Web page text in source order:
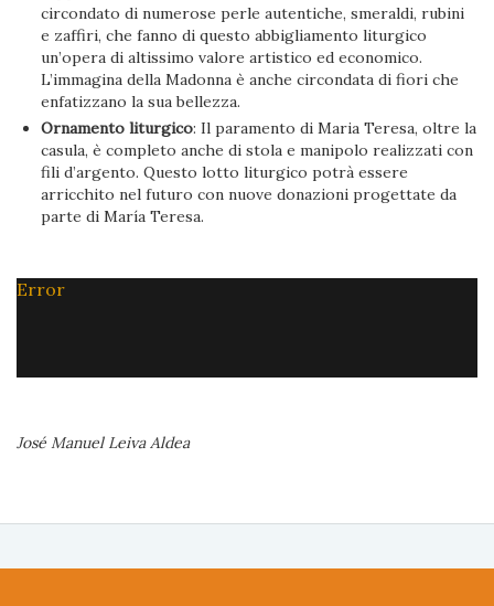
circondato di numerose perle autentiche, smeraldi, rubini
e zaffiri, che fanno di questo abbigliamento liturgico
un’opera di altissimo valore artistico ed economico.
L’immagina della Madonna è anche circondata di fiori che
enfatizzano la sua bellezza.
Ornamento liturgico: Il paramento di Maria Teresa, oltre la
casula, è completo anche di stola e manipolo realizzati con
fili d’argento. Questo lotto liturgico potrà essere
arricchito nel futuro con nuove donazioni progettate da
parte di María Teresa.
Error
José Manuel Leiva Aldea